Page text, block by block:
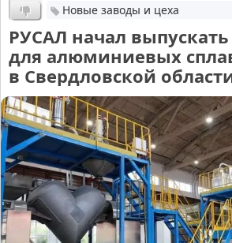
Новые заводы и цеха
РУСАЛ начал
для алюминиевых
в Свердловской